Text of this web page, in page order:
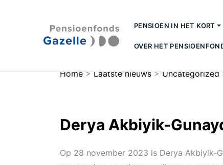
PENSIOEN IN HET KORT
OVER HET
Home>Laatste nieuws>Uncategorized
Derya Akbiyik-
Op 28 november 2023 is Derya Akbiyik-